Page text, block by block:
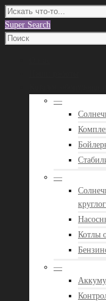
Super Search
—
—
Котлы
—